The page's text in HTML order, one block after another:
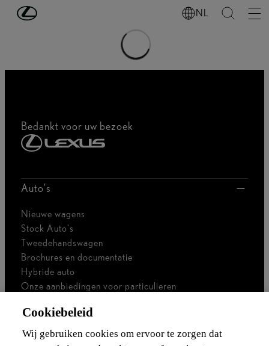
Ga naar de hoofdinhoud NL
Bedankt voor uw bezoek
Auto's
Nieuwe wagens
Stock Auto's
Tweedehandswagen
Brochures en documentatie
Hybride auto
Onze aanbiedingen voor particulieren
Bedrijfswagen
Ik ben zelfstandig
Cookiebeleid
Wij gebruiken cookies om ervoor te zorgen dat